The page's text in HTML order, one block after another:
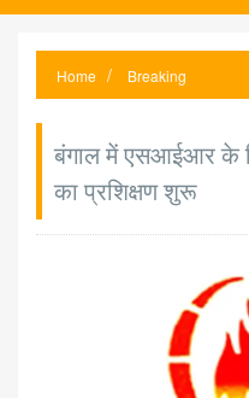
Home Breaking
बंगाल में एसआईआर के
का प्रशिक्षण शुरू